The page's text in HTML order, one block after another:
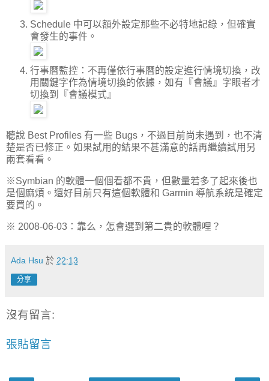
Schedule 中可以額外設定那些不必特地記錄，但確實
會發生的事件。
行事曆監控：不再僅依行事曆的設定進行情境切換，改
用關鍵字作為情境切換的依據，如有『會議』字眼者才
切換到『會議模式』
聽說 Best Profiles 有一些 Bugs，不過目前尚未遇到，也不清
楚是否已修正。如果試用的結果不甚滿意的話再繼續試用另
兩套看看。
※Symbian 的軟體一個個看都不貴，但數量若多了起來後也
是個麻煩。還好目前只有這個軟體和 Garmin 導航系統是確定
要買的。
※ 2008-06-03：靠么，怎會選到第二貴的軟體哩？
Ada Hsu 於 22:13
分享
沒有留言:
張貼留言